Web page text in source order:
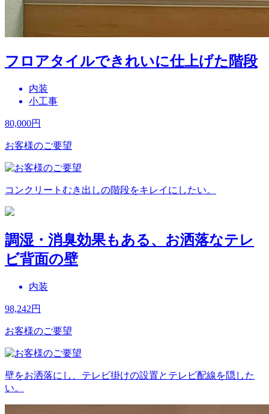
フロアタイルできれいに仕上げた階段
内装
小工事
80,000円
お客様のご要望
コンクリートむき出しの階段をキレイにしたい。
調湿・消臭効果もある、お洒落なテレ
ビ背面の壁
内装
98,242円
お客様のご要望
壁をお洒落にし、テレビ掛けの設置とテレビ配線を隠した
い。